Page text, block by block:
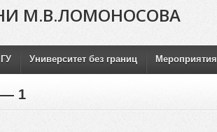
М.В.ЛОМОНОСОВА
Университет без границ Мероприятия
— 1